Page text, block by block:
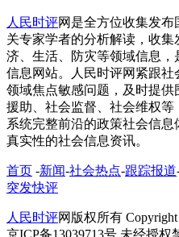
人民时评网是全方位收集发
关专家学者的分析解读，收
济、生活、防灾等领域信息
信息网站。人民时评网紧跟
领域焦点敏感问题，及时提
援助、社会监督、社会维权
系统完整前沿的政策社会信息
真实性的社会信息资讯。
首页 -新闻-社会热点-跟踪报道
突发快评
人民时评网版权所有